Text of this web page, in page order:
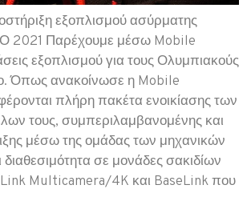
εξοπλισμού ασύρματης
2021 Παρέχουμε μέσω Mobile
εξοπλισμού για τους Ολυμπιακούς
Όπως ανακοίνωσε η Mobile
πλήρη πακέτα ενοικίασης των
τους, συμπεριλαμβανομένης και
μέσω της ομάδας των μηχανικών
σε μονάδες σακιδίων
Multicamera/4K και BaseLink που